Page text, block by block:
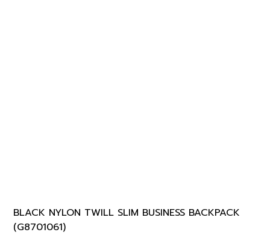
BLACK NYLON TWILL SLIM BUSINESS BACKPACK
(G8701061)